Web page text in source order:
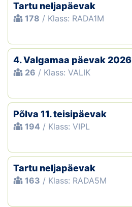
Tartu neljapäevak
178 / Klass: RADA1M
4. Valgamaa päevak 2026
26 / Klass: VALIK
Põlva 11. teisipäevak
194 / Klass: VIPL
Tartu neljapäevak
163 / Klass: RADA5M